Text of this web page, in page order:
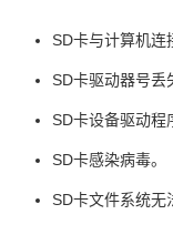
SD卡与计算机连
SD卡驱动器号丢
SD卡设备驱动程
SD卡感染病毒。
SD卡文件系统无